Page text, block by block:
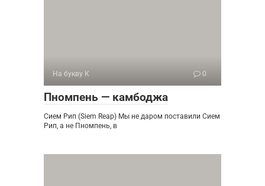
На букву К 0
Пномпень — камбоджа
Сием Рип (Siem Reap) Мы не даром поставили Сием
Рип, а не Пномпень, в